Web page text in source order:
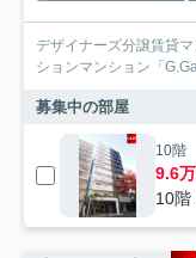
デザイナーズ分譲賃貸
ションマンション「
募集中の部屋
10階
9.6
10階